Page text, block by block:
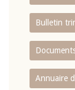
Bulletin
Annuaire